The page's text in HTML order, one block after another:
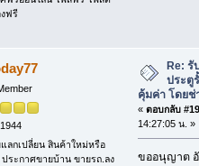
ฟรี
ลกเปลี่ยน สินค้าใหม่หรือ
ประกาศขายบ้าน ขายรถ.ลง
Re:
ประตู
คุ้มค่า โดยช่
« ตอบกลับ
14:27:05 น. »
ขออนุญาต